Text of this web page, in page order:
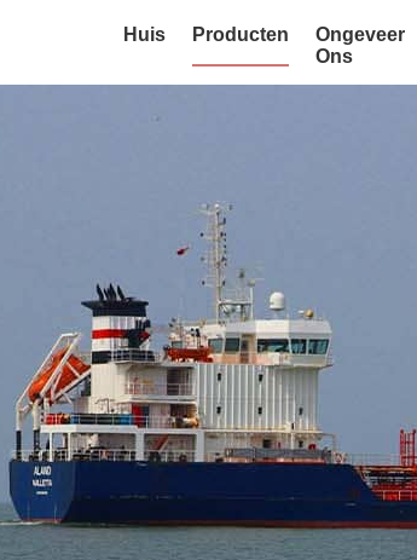
Huis Producten
Ongeveer
Ons